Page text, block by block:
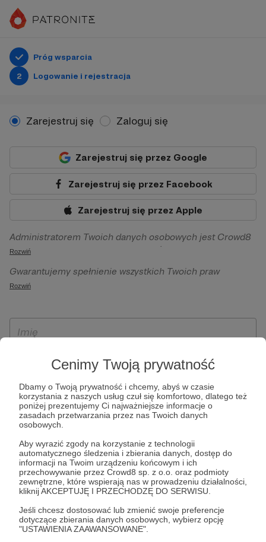
Cenimy Twoją prywatność
Dbamy o Twoją prywatność i chcemy, abyś w czasie
korzystania z naszych usług czuł się komfortowo, dlatego też
poniżej prezentujemy Ci najważniejsze informacje o
zasadach przetwarzania przez nas Twoich danych
osobowych.
Aby wyrazić zgody na korzystanie z technologii
automatycznego śledzenia i zbierania danych, dostęp do
informacji na Twoim urządzeniu końcowym i ich
przechowywanie przez Crowd8 sp. z o.o. oraz podmioty
zewnętrzne, które wspierają nas w prowadzeniu działalności,
kliknij AKCEPTUJĘ I PRZECHODZĘ DO SERWISU.
Jeśli chcesz dostosować lub zmienić swoje preferencje
dotyczące zbierania danych osobowych, wybierz opcję
"USTAWIENIA ZAAWANSOWANE".
Próg wsparcia
2
Logowanie i rejestracja
Zarejestruj się Zaloguj się
Zarejestruj się przez Google
Zarejestruj się przez Facebook
Zarejestruj się przez Apple
Administratorem Twoich danych osobowych jest Crowd8
sp. z o.o. z siedziba w Warszawie, ul. Żwirki i Wigury 16, 02-
092 Warszawa. Twoje dane osobowe będą przetwarzane w
szczególności w celu wykonania umowy zawartej z Tobą, w
Patronite.pl, w tym możliwości dokonywania oraz
otrzymywania wsparcia na naszej platformie oraz
Rozwiń
Gwarantujemy spełnienie wszystkich Twoich praw
wynikających z ogólnego rozporządzenia o ochronie
ich przenoszenia, niepodlegania zautomatyzowanemu
wyrażenia sprzeciwu wobec przetwarzania Twoich danych
osobowych. Rejestracja dla osób niepełnoletnich możliwa
jest po przekazaniu podpisanego formularza "Zgodna na
założenie konta przez osobę niepełnoletnią", formularz
dostępny jest na stronie regulaminu Patronite.pl.
Rozwiń
* Zapoznałem się i akceptujęRegulaminserwisu oraz
Prywatności.